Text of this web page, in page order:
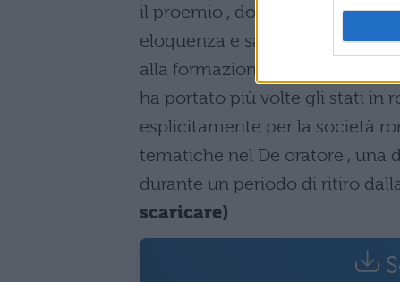
il proemio , dove il giovane
eloquenza e sapientia ( cioè
alla formazione della coscienza
ha portato più volte gli stati in
esplicitamente per la società
tematiche nel De oratore , una
durante un periodo di ritiro
scaricare)